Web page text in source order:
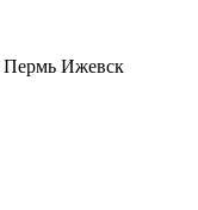
Пермь Ижевск